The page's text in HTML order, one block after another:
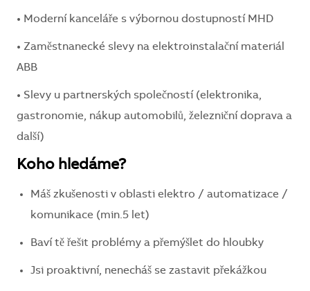
• Moderní kanceláře s výbornou dostupností MHD
• Zaměstnanecké slevy na elektroinstalační materiál
ABB
• Slevy u partnerských společností (elektronika,
gastronomie, nákup automobilů, železniční doprava a
další)
Koho hledáme?
Máš zkušenosti v oblasti elektro / automatizace /
komunikace (min.5 let)
Baví tě řešit problémy a přemýšlet do hloubky
Jsi proaktivní, nenecháš se zastavit překážkou